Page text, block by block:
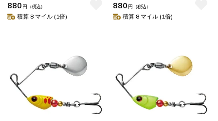
880 円 （税込）
積算 8 マイル (1倍)
880 円 （税込）
積算 8 マイル (1倍)